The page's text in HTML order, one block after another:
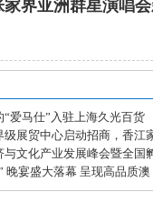
家界亚洲群星演唱
“爱马仕”入驻上海久光百货
级展贸中心启动招商，香江
居业“东方米兰展”
与文化产业发展峰会暨全国
典圆满收官
晚宴盛大落幕 呈现高品质澳